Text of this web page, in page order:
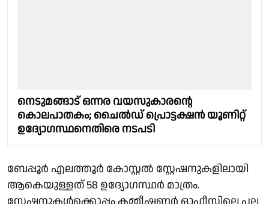
നെടുമങ്ങാട് ഒന്നര വയസുകാരൻ്റെ
കൊലപാതകം; ചൈൽഡ് പ്രൊട്ടക്ഷൻ യൂണിറ്റ്
ഉദ്യോഗസ്ഥനെതിരെ നടപടി
ബേപ്പൂർ എലത്തൂർ കോസ്റ്റൽ സ്റ്റേഷനുകളിലായി
ആകെയുള്ളത് 58 ഉദ്യോഗസ്ഥർ മാത്രം.